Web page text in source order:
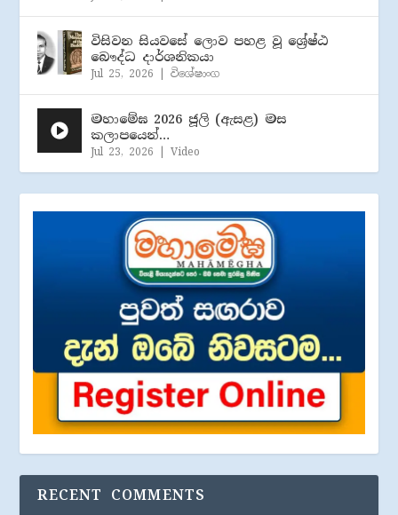
විසිවන සියවසේ ලොව පහළ වූ ශ්‍රේෂ්ඨ
බෞද්ධ දාර්ශනිකයා
Jul 25, 2026 |විශේෂාංග
මහාමේඝ 2026 ජූලි (​ඇසළ) මස
කලාපයෙන්…
Jul 23, 2026 |Video
RECENT COMMENTS